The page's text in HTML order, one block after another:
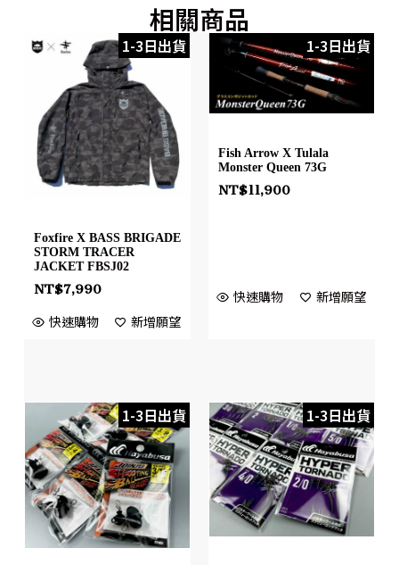
相關商品
1-3日出貨
Foxfire X BASS BRIGADE
STORM TRACER
JACKET FBSJ02
NT$7,990
快速購物 新增願望
1-3日出貨
Fish Arrow X Tulala
Monster Queen 73G
NT$11,900
快速購物 新增願望
1-3日出貨 1-3日出貨